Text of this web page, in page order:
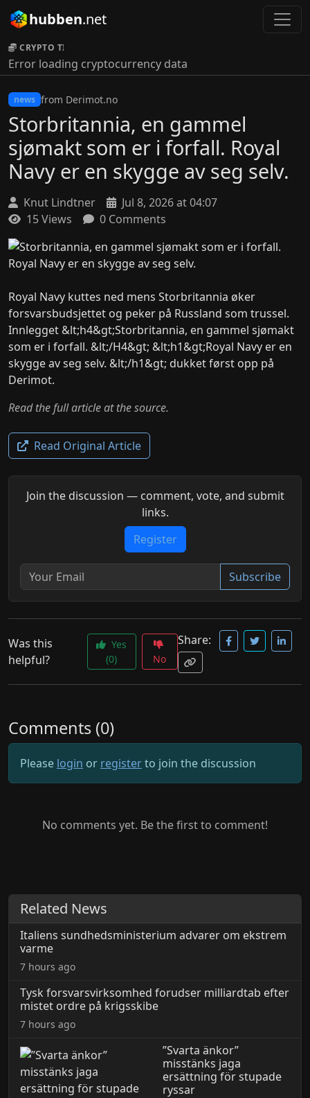
hubben.net
CRYPTO TICKER:
Error loading cryptocurrency data
news from Derimot.no
Storbritannia, en gammel
sjømakt som er i forfall. Royal
Navy er en skygge av seg selv.
Knut Lindtner
Jul 8, 2026 at 04:07
15 Views
0 Comments
Royal Navy kuttes ned mens Storbritannia øker
forsvarsbudsjettet og peker på Russland som trussel.
Innlegget &lt;h4&gt;Storbritannia, en gammel sjømakt
som er i forfall. &lt;/H4&gt; &lt;h1&gt;Royal Navy er en
skygge av seg selv. &lt;/h1&gt; dukket først opp på
Derimot.
Read the full article at the source.
Read Original Article
Join the discussion — comment, vote, and submit
links.
Register
Subscribe
Was this
helpful?
Yes
(0)
No
Share:
Comments (0)
Please login or registerto join the discussion
No comments yet. Be the first to comment!
Related News
Italiens sundhedsministerium advarer om ekstrem
varme
7 hours ago
Tysk forsvarsvirksomhed forudser milliardtab efter
mistet ordre på krigsskibe
7 hours ago
”Svarta änkor”
misstänks jaga
ersättning för stupade
ryssar